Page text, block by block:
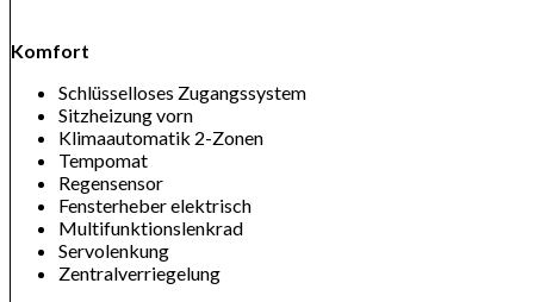
Komfort
Schlüsselloses Zugangssystem
Sitzheizung vorn
Klimaautomatik 2-Zonen
Tempomat
Regensensor
Fensterheber elektrisch
Multifunktionslenkrad
Servolenkung
Zentralverriegelung